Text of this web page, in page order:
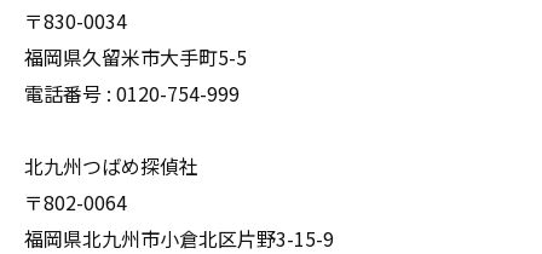
〒830-0034
福岡県久留米市大手町5-5
電話番号 : 0120-754-999
北九州つばめ探偵社
〒802-0064
福岡県北九州市小倉北区片野3-15-9